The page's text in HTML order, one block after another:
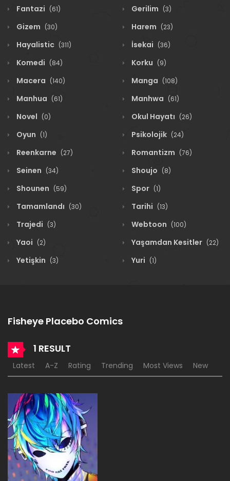
Fantazi (61) Gerilim (3)
Gizem (30) Harem (23)
Hayalistic (311) İsekai (36)
Komedi (84) Korku (9)
Macera (140) Manga (108)
Manhua (61) Manhwa (61)
Novel (0) Okul Hayatı (26)
Oyun (1) Psikolojik (24)
Reenkarne (27) Romantizm (76)
Seinen (34) Shoujo (8)
Shounen (59) Spor (1)
Tamamlandı (30) Tarihi (13)
Trajedi (3) Webtoon (100)
Yaoi (2) Yaşamdan Kesitler (22)
Yetişkin (3) Yuri (1)
Fisheye Placebo Comics
1 RESULT
Latest A-Z Rating Trending Most Views New